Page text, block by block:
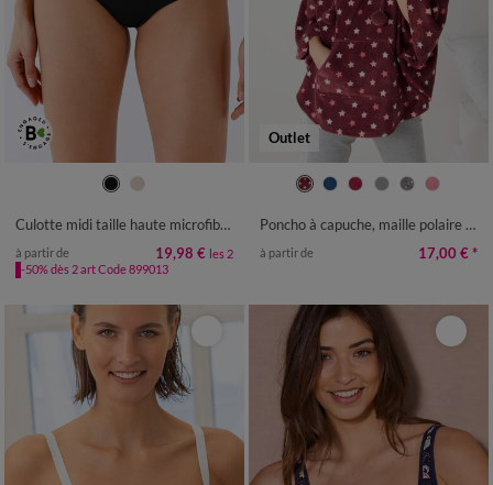
38/40 42/44
Culotte midi taille haute microfibre et dentelle - lot de 2
à partir de 19,98 € les 2
-50% dès 2 art Code 899013
Outlet
34/36 38/40 42/44
46/48
Poncho à capuche, maille polaire toucher peluche
à partir de 17,00 € *